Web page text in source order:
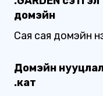
домэйн
Сая сая домэйн
Домэйн
.кат